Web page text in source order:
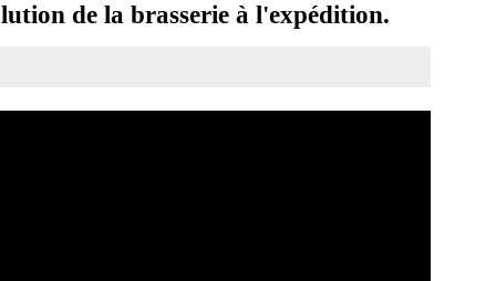
de la brasserie à l'expédition.